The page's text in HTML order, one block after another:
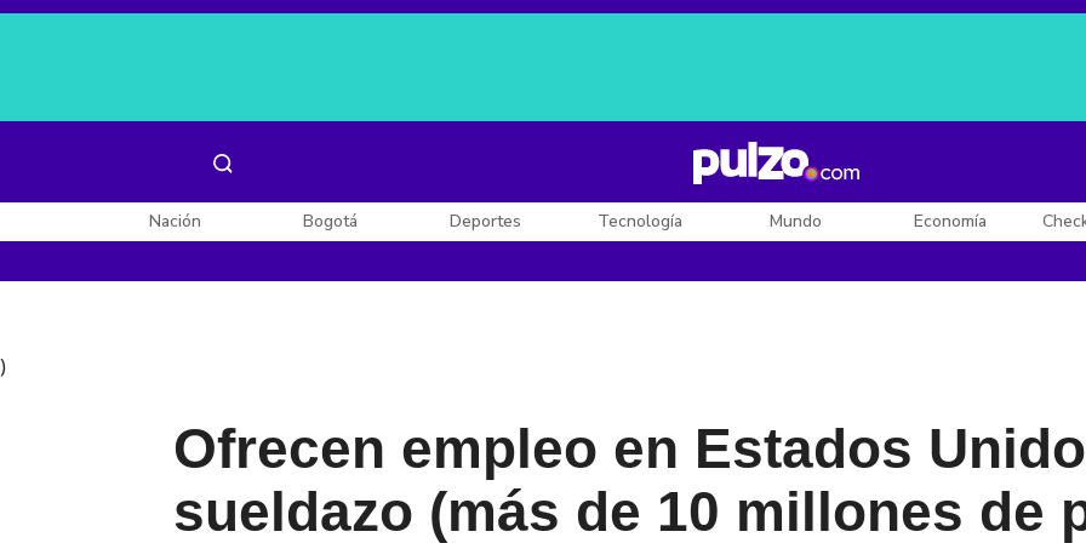
Posesión de De la Espriella
Nación Bogotá Deportes Tecnología Mundo Economía
)
Ofrecen empleo en Estados
sueldazo (más de 10 millones de